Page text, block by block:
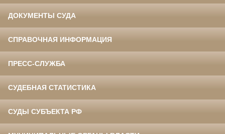
ДОКУМЕНТЫ СУДА
СПРАВОЧНАЯ ИНФОРМАЦИЯ
ПРЕСС-СЛУЖБА
СУДЕБНАЯ СТАТИСТИКА
СУДЫ СУБЪЕКТА РФ